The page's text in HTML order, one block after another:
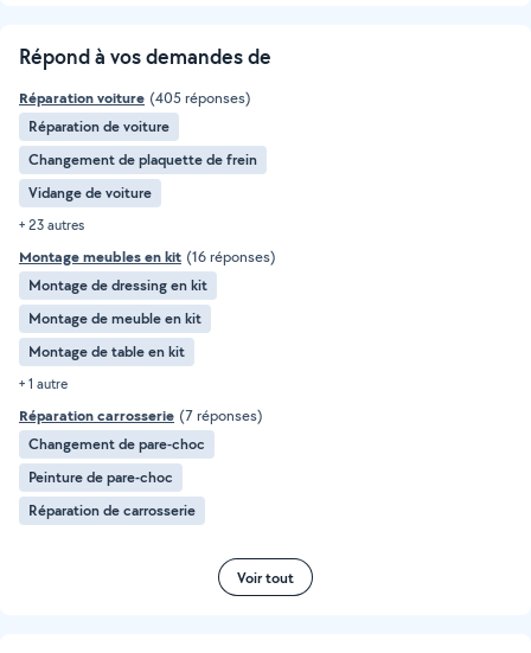
Répond à vos demandes de
Réparation voiture (405 réponses)
Réparation de voiture
Changement de plaquette de frein
Vidange de voiture
+ 23 autres
Montage meubles en kit (16 réponses)
Montage de dressing en kit
Montage de meuble en kit
Montage de table en kit
+ 1 autre
Réparation carrosserie (7 réponses)
Changement de pare-choc
Peinture de pare-choc
Réparation de carrosserie
Voir tout